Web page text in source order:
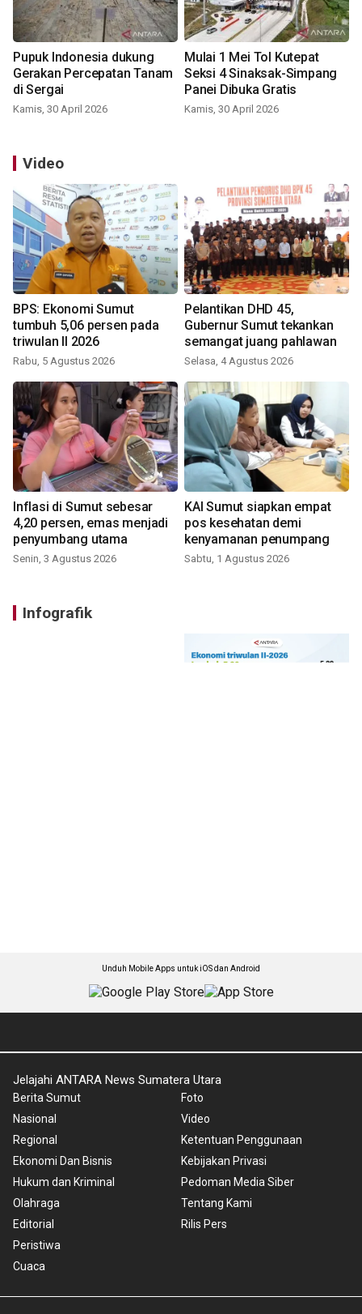
Pupuk Indonesia dukung
Gerakan Percepatan Tanam
di Sergai
Kamis, 30 April 2026
Mulai 1 Mei Tol Kutepat
Seksi 4 Sinaksak-Simpang
Panei Dibuka Gratis
Kamis, 30 April 2026
Video
BPS: Ekonomi Sumut
tumbuh 5,06 persen pada
triwulan II 2026
Rabu, 5 Agustus 2026
Pelantikan DHD 45,
Gubernur Sumut tekankan
semangat juang pahlawan
Selasa, 4 Agustus 2026
Inflasi di Sumut sebesar
4,20 persen, emas menjadi
penyumbang utama
Senin, 3 Agustus 2026
KAI Sumut siapkan empat
pos kesehatan demi
kenyamanan penumpang
Sabtu, 1 Agustus 2026
Infografik
Unduh Mobile Apps untuk iOS dan Android
Jelajahi ANTARA News Sumatera Utara
Berita Sumut
Nasional
Regional
Ekonomi Dan Bisnis
Hukum dan Kriminal
Olahraga
Editorial
Peristiwa
Cuaca
Foto
Video
Ketentuan Penggunaan
Kebijakan Privasi
Pedoman Media Siber
Tentang Kami
Rilis Pers